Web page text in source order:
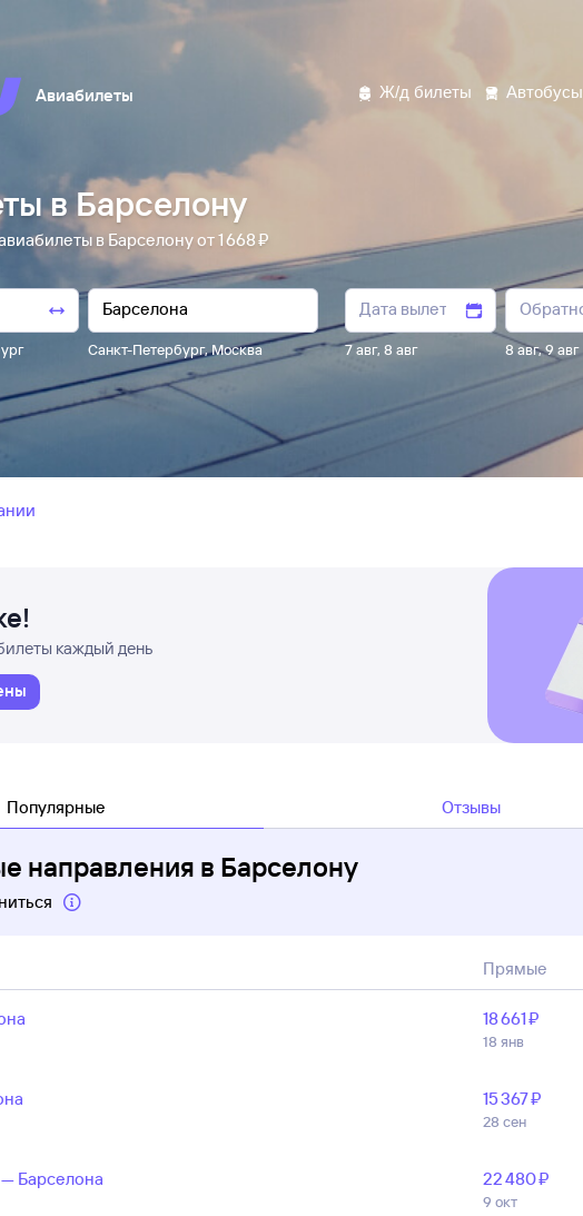
Авиабилеты Ж/д билеты Автобусы
в Барселону
в Барселону от 1 ⁠668 ⁠₽
Санкт-Петербург,Москва 7 авг, 8 авг 8 авг,9 авг
каждый день
Популярные Отзывы
направления в Барселону
Прямые
18 ⁠661 ⁠₽
18 янв
15 ⁠367 ⁠₽
28 сен
Барселона 22 ⁠480 ⁠₽
9 окт